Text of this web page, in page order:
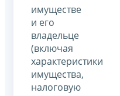
имуществе
и его
владельце
(включая
характеристики
имущества,
налоговую